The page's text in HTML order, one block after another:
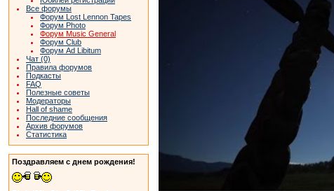
Все форумы
Форум Lost Lennon Tapes
Форум Photo
Форум Music General
Форум Club
Форум Ad Libitum
Чат (0)
Правила форумов
Подкасты
FAQ
Полезные советы
Модераторы
Hall of shame
Последние сообщения
Архив форумов
Статистика
Поздравляем с днем рождения!